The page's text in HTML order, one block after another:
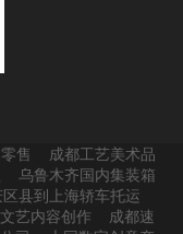
售
成都工艺美术品
乌鲁木齐国内集装箱
县到上海轿车托运
艺内容创作
成都速